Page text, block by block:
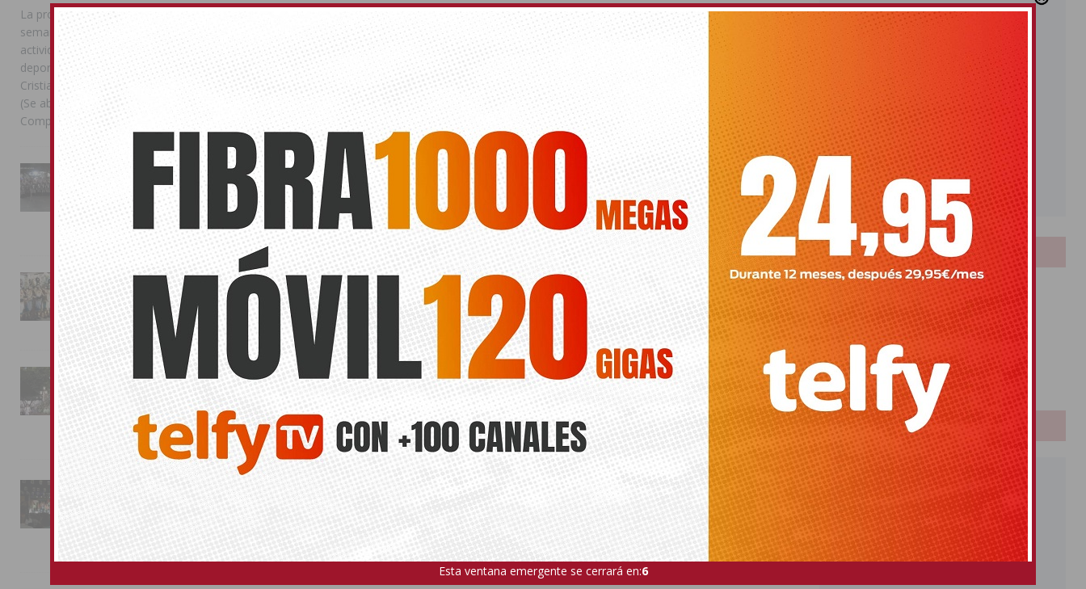
gobierno, lo que supone que una vez más sea el Consell de Mazón el que tenga que venir a
preocuparse y ocuparse por los vecinos de la Vega Baja”.
Compártelo:
También puede interesar
No related posts.
PLAN VEGA RENHACE
ANTERIOR
El Ayuntamiento de Benejúzar
mejora y moderniza el Polígono
Industrial Las Palmeras con 99.103
euros
SIGUIENTE
El Ayuntamiento de Dolores
clausura el Taller de Empleo
«Alameda VIII»
La programación reunió durante más de una
semana actos institucionales, conciertos,
actividades familiares, competiciones
deportivas y las celebraciones de Moros y
Cristianos Compártelo: Comparte en Facebook
(Se abre en una ventana nueva) Facebook
Compartir en
La Entrada Cristiana llena de
esplendor las calles de
Almoradí en una multitudinaria
jornada festera
02/08/2026
La magia de la Entrada Mora
conquista las calles de
Almoradí
01/08/2026
La fiesta se adueña de
Almoradí con la presentación
de los cargos festeros y la
toma del castillo
31/07/2026
Pilar de la Horadada
conmemora con emoción el
40º aniversario de su
independencia como municipio
31/07/2026
LOTERIAS
Bonoloto
Primitiva
El Gordo
Euromillones
Loteria
Once
PUBLICIDAD
Esta ventana emergente se cerrará en:5